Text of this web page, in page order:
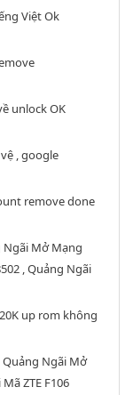
Việt Ok
unlock OK
, google
remove done
Ngãi Mở Mạng
, Quảng Ngãi
up rom không
Quảng Ngãi Mở
ZTE F106